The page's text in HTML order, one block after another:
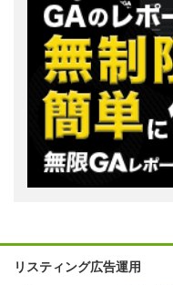
リスティング広告運用